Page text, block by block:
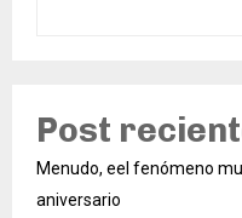
Post
Menudo, eel fenómeno
aniversario